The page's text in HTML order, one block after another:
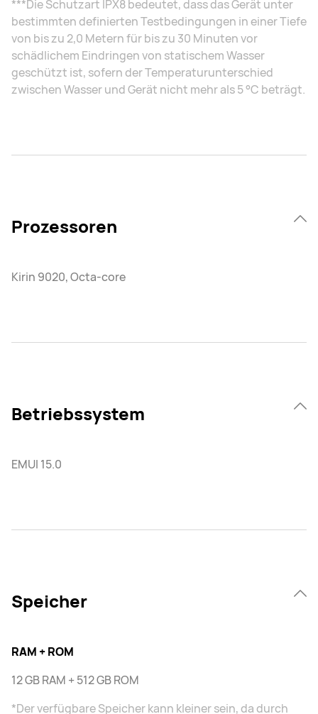
***Die Schutzart IPX8 bedeutet, dass das Gerät unter
bestimmten definierten Testbedingungen in einer Tiefe
von bis zu 2,0 Metern für bis zu 30 Minuten vor
schädlichem Eindringen von statischem Wasser
geschützt ist, sofern der Temperaturunterschied
zwischen Wasser und Gerät nicht mehr als 5 °C beträgt.
Prozessoren
Kirin 9020, Octa-core
Betriebssystem
EMUI 15.0
Speicher
RAM + ROM
12 GB RAM + 512 GB ROM
*Der verfügbare Speicher kann kleiner sein, da durch